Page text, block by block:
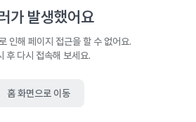
가 발생했어요
인해 페이지 접근을 할 수 없어요.
후 다시 접속해 보세요.
홈 화면으로 이동